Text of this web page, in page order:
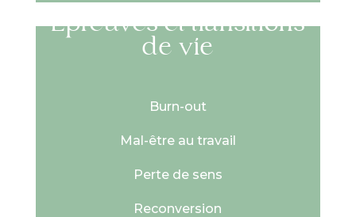
Épreuves et transitions
de vie
Burn-out
Mal-être au travail
Perte de sens
Reconversion